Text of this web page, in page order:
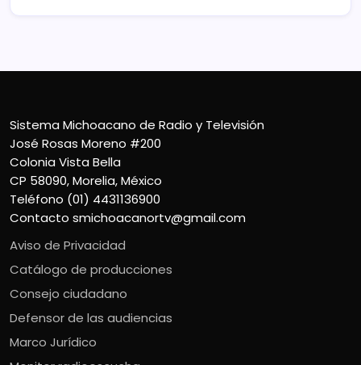
Sistema Michoacano de Radio y Televisión
José Rosas Moreno #200
Colonia Vista Bella
CP 58090, Morelia, México
Teléfono (01) 4431136900
Contacto smichoacanortv@gmail.com
Aviso de Privacidad
Catálogo de producciones
Consejo ciudadano
Defensor de las audiencias
Marco Jurídico